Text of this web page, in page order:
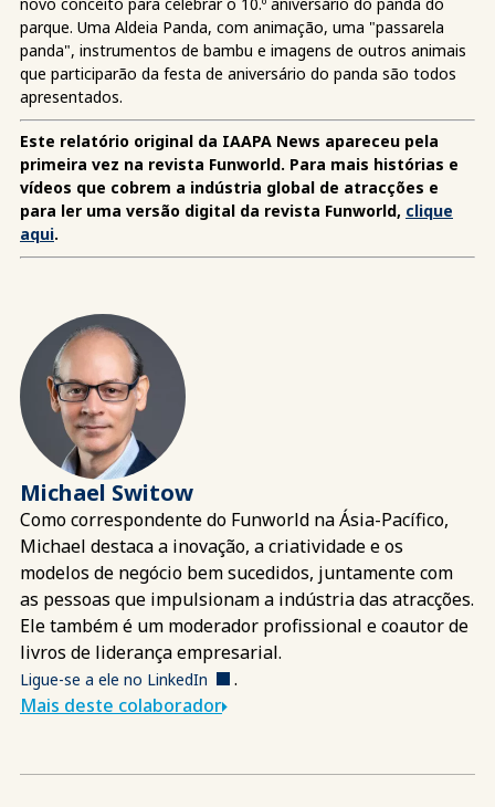
parque. Uma Aldeia Panda, com animação, uma "passarela
panda", instrumentos de bambu e imagens de outros animais
que participarão da festa de aniversário do panda são todos
apresentados.
Este relatório original da IAAPA News apareceu pela
primeira vez na revista Funworld. Para mais histórias e
vídeos que cobrem a indústria global de atracções e
para ler uma versão digital da revista Funworld, clique
aqui.
Michael Switow
Como correspondente do Funworld na Ásia-Pacífico,
Michael destaca a inovação, a criatividade e os
modelos de negócio bem sucedidos, juntamente com
as pessoas que impulsionam a indústria das atracções.
Ele também é um moderador profissional e coautor de
livros de liderança empresarial.
Ligue-se a ele no LinkedIn
.
Mais deste colaborador